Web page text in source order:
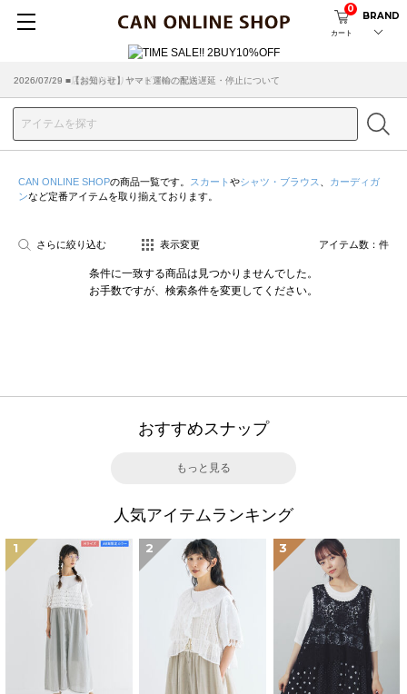
カート
0
BRAND
2026/07/29 ■【お知らせ】ヤマト運輸の配送遅延・停止について
2026/03/18 ■店舗受け取りサービスのご案内
CAN ONLINE SHOPの商品一覧です。 スカート やシャツ・ブラウス
カーディガ
ンなど定番アイテムを取り揃えております。
さらに絞り込む 表示変更 アイテム数： 件
条件に一致する商品は見つかりませんでした。
お手数ですが、検索条件を変更してください。
おすすめスナップ
もっと見る
人気アイテムランキング
1 2 3